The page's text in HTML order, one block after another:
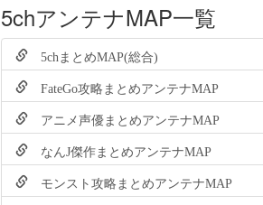
5chアンテナMAP一覧
5chまとめMAP(総合)
FateGo攻略まとめアンテナMAP
アニメ声優まとめアンテナMAP
なんJ傑作まとめアンテナMAP
モンスト攻略まとめアンテナMAP